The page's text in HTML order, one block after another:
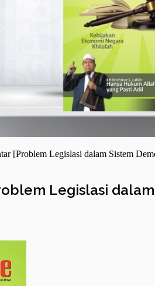
[Problem Legislasi dalam Sistem
Legislasi